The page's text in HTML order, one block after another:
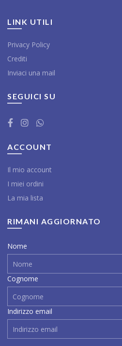
LINK UTILI
Privacy Policy
Crediti
Inviaci una mail
SEGUICI SU
ACCOUNT
Il mio account
I miei ordini
La mia lista
RIMANI AGGIORNATO
Nome
Cognome
Indirizzo email